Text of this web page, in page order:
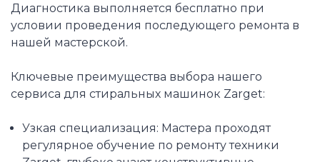
Диагностика выполняется бесплатно при
условии проведения последующего ремонта в
нашей мастерской.
Ключевые преимущества выбора нашего
сервиса для стиральных машинок Zarget:
Узкая специализация: Мастера проходят
регулярное обучение по ремонту техники